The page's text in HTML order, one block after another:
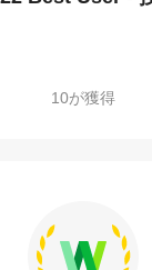
10が獲得